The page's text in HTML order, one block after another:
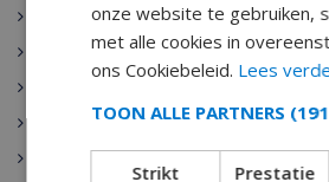
Sant Antoni de Calonge
Tamariu
Pineda de Mar
onze website te gebruiken,
met alle cookies in
ons Cookiebeleid. Lees
TOON ALLE PARTNERS
Strikt
Prestatie